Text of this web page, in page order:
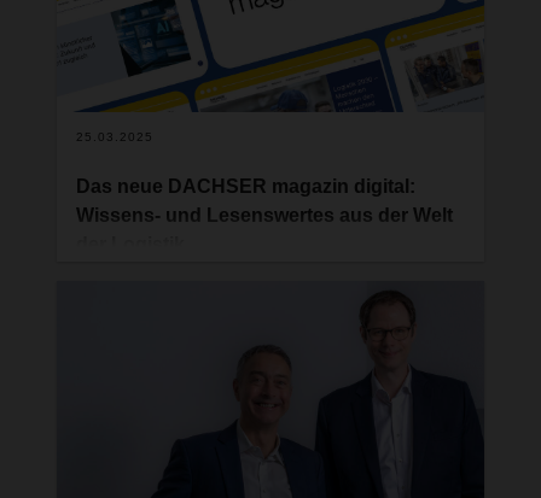
25.03.2025
Das neue DACHSER magazin digital:
Wissens- und Lesenswertes aus der Welt
DACHSER magazin über die Welt der intelligenten
Logistik. Ziel ist es, unseren Kunden und
Innovationen und Dienstleistungen von DACHSER
Menschen im DACHSER Netzwerk.